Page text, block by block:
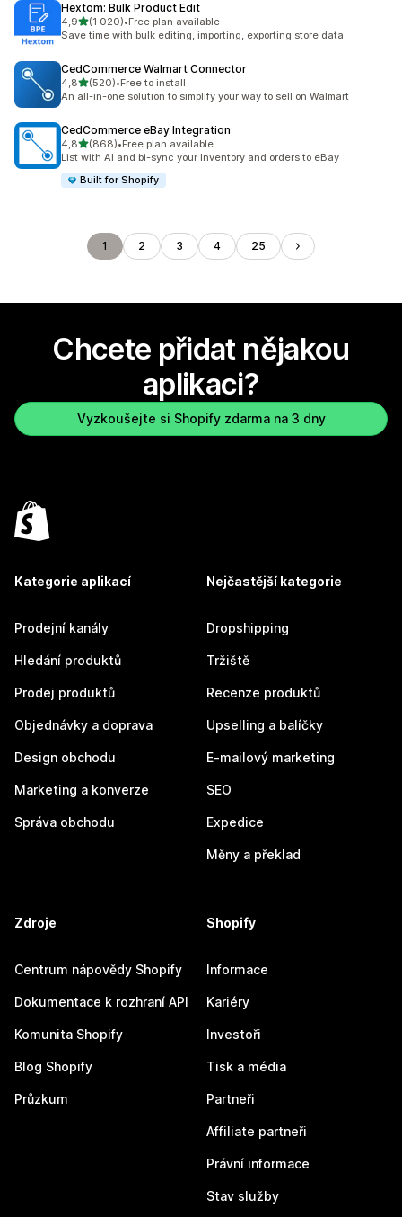
Hextom: Bulk Product Edit
4,9z 5 hvězd
(1 020)
Celkový počet recenzí: 1020
•Free plan available
Save time with bulk editing, importing, exporting store data
CedCommerce Walmart Connector
4,8z 5 hvězd
(520)
Celkový počet recenzí: 520
•Free to install
An all-in-one solution to simplify your way to sell on Walmart
CedCommerce eBay Integration
4,8z 5 hvězd
(868)
Celkový počet recenzí: 868
•Free plan available
List with AI and bi-sync your Inventory and orders to eBay
Built for Shopify
1 2 3 4 25
Chcete přidat nějakou
aplikaci?
Vyzkoušejte si Shopify zdarma na 3 dny
Kategorie aplikací
Prodejní kanály
Hledání produktů
Prodej produktů
Objednávky a doprava
Design obchodu
Marketing a konverze
Správa obchodu
Nejčastější kategorie
Dropshipping
Tržiště
Recenze produktů
Upselling a balíčky
E-mailový marketing
SEO
Expedice
Měny a překlad
Zdroje
Centrum nápovědy Shopify
Dokumentace k rozhraní API
Komunita Shopify
Blog Shopify
Průzkum
Shopify
Informace
Kariéry
Investoři
Tisk a média
Partneři
Affiliate partneři
Právní informace
Stav služby